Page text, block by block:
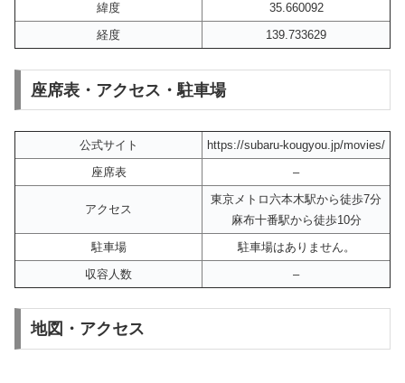
緯度
35.660092
経度
139.733629
座席表・アクセス・駐車場
公式サイト
https://subaru-kougyou.jp/movies/
座席表
–
アクセス
東京メトロ六本木駅から徒歩7分
麻布十番駅から徒歩10分
駐車場
駐車場はありません。
収容人数
–
地図・アクセス